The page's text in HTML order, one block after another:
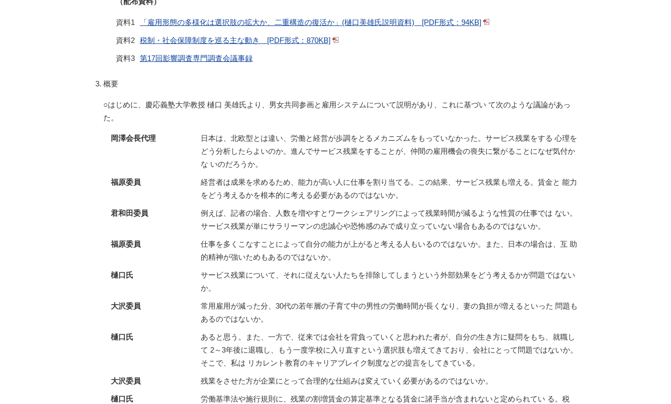
資料1 「雇用形態の多様化は選択肢の拡大か、二重構造の復活か」(樋口美雄氏説明資料) [PDF形式：94KB]
資料2 税制・社会保障制度を巡る主な動き [PDF形式：870KB]
資料3 第17回影響調査専門調査会議事録
概要
○はじめに、慶応義塾大学教授 樋口 美雄氏より、男女共同参画と雇用システムについて説明があり、これに基づい て次のような議論があっ
た。
岡澤会長代理
日本は、北欧型とは違い、労働と経営が歩調をとるメカニズムをもっていなかった。サービス残業をする 心理を
どう分析したらよいのか。進んでサービス残業をすることが、仲間の雇用機会の喪失に繋がることになぜ気付か
な いのだろうか。
福原委員
経営者は成果を求めるため、能力が高い人に仕事を割り当てる。この結果、サービス残業も増える。賃金と 能力
をどう考えるかを根本的に考える必要があるのではないか。
君和田委員
例えば、記者の場合、人数を増やすとワークシェアリングによって残業時間が減るような性質の仕事では ない。
サービス残業が単にサラリーマンの忠誠心や恐怖感のみで成り立っていない場合もあるのではないか。
福原委員
仕事を多くこなすことによって自分の能力が上がると考える人もいるのではないか。また、日本の場合は、互 助
的精神が強いためもあるのではないか。
樋口氏
サービス残業について、それに従えない人たちを排除してしまうという外部効果をどう考えるかが問題ではない
か。
大沢委員
常用雇用が減った分、30代の若年層の子育て中の男性の労働時間が長くなり、妻の負担が増えるといった 問題も
あるのではないか。
樋口氏
あると思う。また、一方で、従来では会社を背負っていくと思われた者が、自分の生き方に疑問をもち、就職し
て 2～3年後に退職し、もう一度学校に入り直すという選択肢も増えてきており、会社にとって問題ではないか。
そこで、私は リカレント教育のキャリアブレイク制度などの提言をしてきている。
大沢委員 残業をさせた方が企業にとって合理的な仕組みは変えていく必要があるのではないか。
樋口氏
労働基準法や施行規則に、残業の割増賃金の算定基準となる賃金に諸手当が含まれないと定められてい る。税